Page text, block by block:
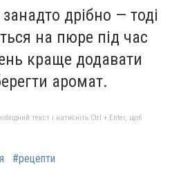
дрібно — тоді
на пюре під час
краще додавати
аромат.
текст і натисніть Ctrl + Enter, щоб
#рецепти